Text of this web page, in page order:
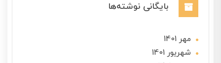
بایگانی نوشته‌ها
مهر 1401
شهریور 1401